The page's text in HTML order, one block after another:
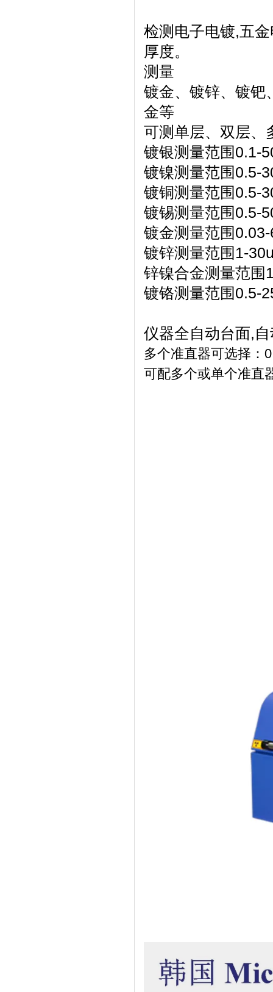
检测电子电镀,五
厚度。
测量
镀金、镀锌、镀钯
金等
可测单层、双层、
镀银测量范围0.1-
镀镍测量范围0.5-
镀铜测量范围0.5-
镀锡测量范围0.5-
镀金测量范围
镀锌测量范围1-
锌镍合金测量范围
镀铬测量范围0.5-
仪器全自动台面,
多个准直器可选择：
可配多个或单个准直